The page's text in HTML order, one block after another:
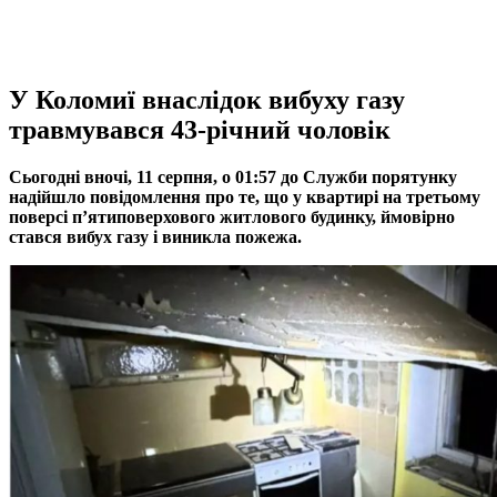
У Коломиї внаслідок вибуху газу
травмувався 43-річний чоловік
Сьогодні вночі, 11 серпня, о 01:57 до Служби порятунку
надійшло повідомлення про те, що у квартирі на третьому
поверсі п’ятиповерхового житлового будинку, ймовірно
стався вибух газу і виникла пожежа.